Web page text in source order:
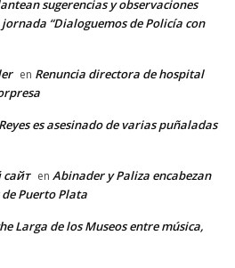
sugerencias y observaciones
“Dialoguemos de Policía con
en Renuncia directora de hospital
es asesinado de varias puñaladas
en Abinader y Paliza encabezan
Puerto Plata
Larga de los Museos entre música,